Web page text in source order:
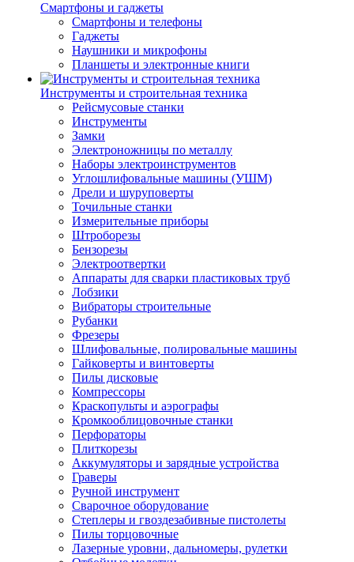
Смартфоны и гаджеты
Смартфоны и телефоны
Гаджеты
Наушники и микрофоны
Планшеты и электронные книги
Инструменты и строительная техника
Рейсмусовые станки
Инструменты
Замки
Электроножницы по металлу
Наборы электроинструментов
Углошлифовальные машины (УШМ)
Дрели и шуруповерты
Точильные станки
Измерительные приборы
Штроборезы
Бензорезы
Электроотвертки
Аппараты для сварки пластиковых труб
Лобзики
Вибраторы строительные
Рубанки
Фрезеры
Шлифовальные, полировальные машины
Гайковерты и винтоверты
Пилы дисковые
Компрессоры
Краскопульты и аэрографы
Кромкооблицовочные станки
Перфораторы
Плиткорезы
Аккумуляторы и зарядные устройства
Граверы
Ручной инструмент
Сварочное оборудование
Степлеры и гвоздезабивные пистолеты
Пилы торцовочные
Лазерные уровни, дальномеры, рулетки